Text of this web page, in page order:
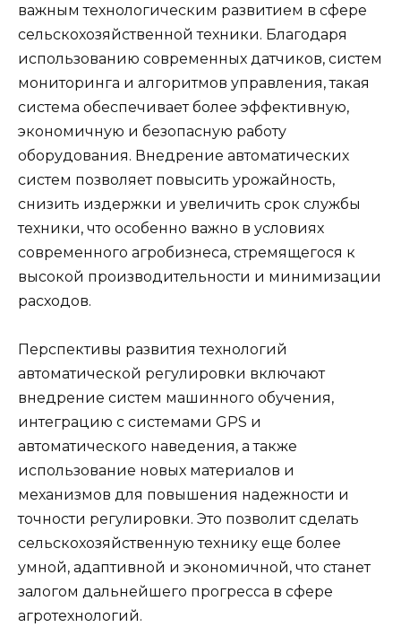
важным технологическим развитием в сфере
сельскохозяйственной техники. Благодаря
использованию современных датчиков, систем
мониторинга и алгоритмов управления, такая
система обеспечивает более эффективную,
экономичную и безопасную работу
оборудования. Внедрение автоматических
систем позволяет повысить урожайность,
снизить издержки и увеличить срок службы
техники, что особенно важно в условиях
современного агробизнеса, стремящегося к
высокой производительности и минимизации
расходов.
Перспективы развития технологий
автоматической регулировки включают
внедрение систем машинного обучения,
интеграцию с системами GPS и
автоматического наведения, а также
использование новых материалов и
механизмов для повышения надежности и
точности регулировки. Это позволит сделать
сельскохозяйственную технику еще более
умной, адаптивной и экономичной, что станет
залогом дальнейшего прогресса в сфере
агротехнологий.